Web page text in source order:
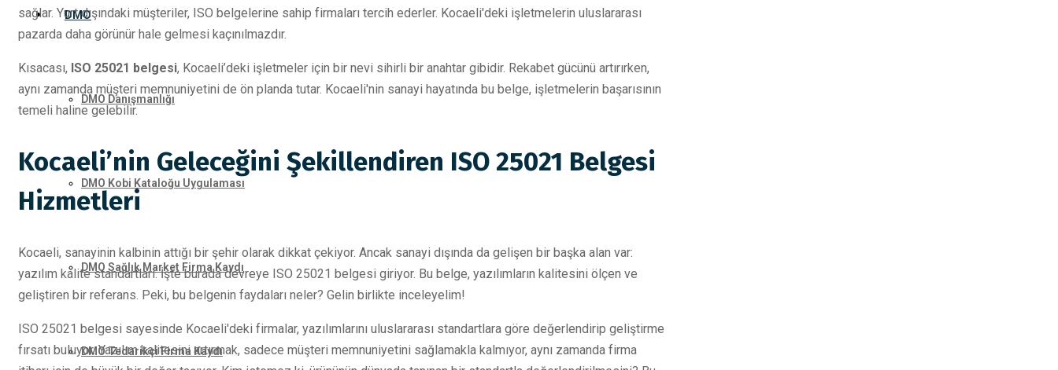
DMO
DMO Danışmanlığı
DMO Kobi Kataloğu Uygulaması
DMO Sağlık Market Firma Kaydı
DMO Tedarikçi Firma Kaydı
sağlar. Yurt dışındaki müşteriler, ISO belgelerine sahip firmaları tercih ederler. Kocaeli'deki işletmelerin uluslararası
pazarda daha görünür hale gelmesi kaçınılmazdır.
Kısacası, ISO 25021 belgesi, Kocaeli’deki işletmeler için bir nevi sihirli bir anahtar gibidir. Rekabet gücünü artırırken,
aynı zamanda müşteri memnuniyetini de ön planda tutar. Kocaeli'nin sanayi hayatında bu belge, işletmelerin başarısının
temeli haline gelebilir.
Kocaeli’nin Geleceğini Şekillendiren ISO 25021 Belgesi
Hizmetleri
Kocaeli, sanayinin kalbinin attığı bir şehir olarak dikkat çekiyor. Ancak sanayi dışında da gelişen bir başka alan var:
yazılım kalite standartları. İşte burada devreye ISO 25021 belgesi giriyor. Bu belge, yazılımların kalitesini ölçen ve
geliştiren bir referans. Peki, bu belgenin faydaları neler? Gelin birlikte inceleyelim!
ISO 25021 belgesi sayesinde Kocaeli'deki firmalar, yazılımlarını uluslararası standartlara göre değerlendirip geliştirme
fırsatı buluyor. Yazılım kalitesini artırmak, sadece müşteri memnuniyetini sağlamakla kalmıyor, aynı zamanda firma